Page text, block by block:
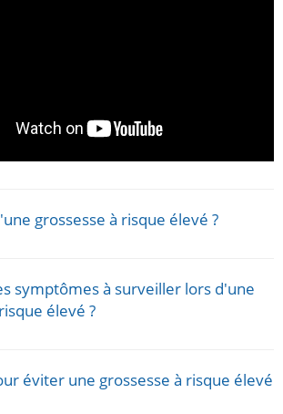
grossesse à risque élevé ?
symptômes à surveiller lors d'une
élevé ?
éviter une grossesse à risque élevé